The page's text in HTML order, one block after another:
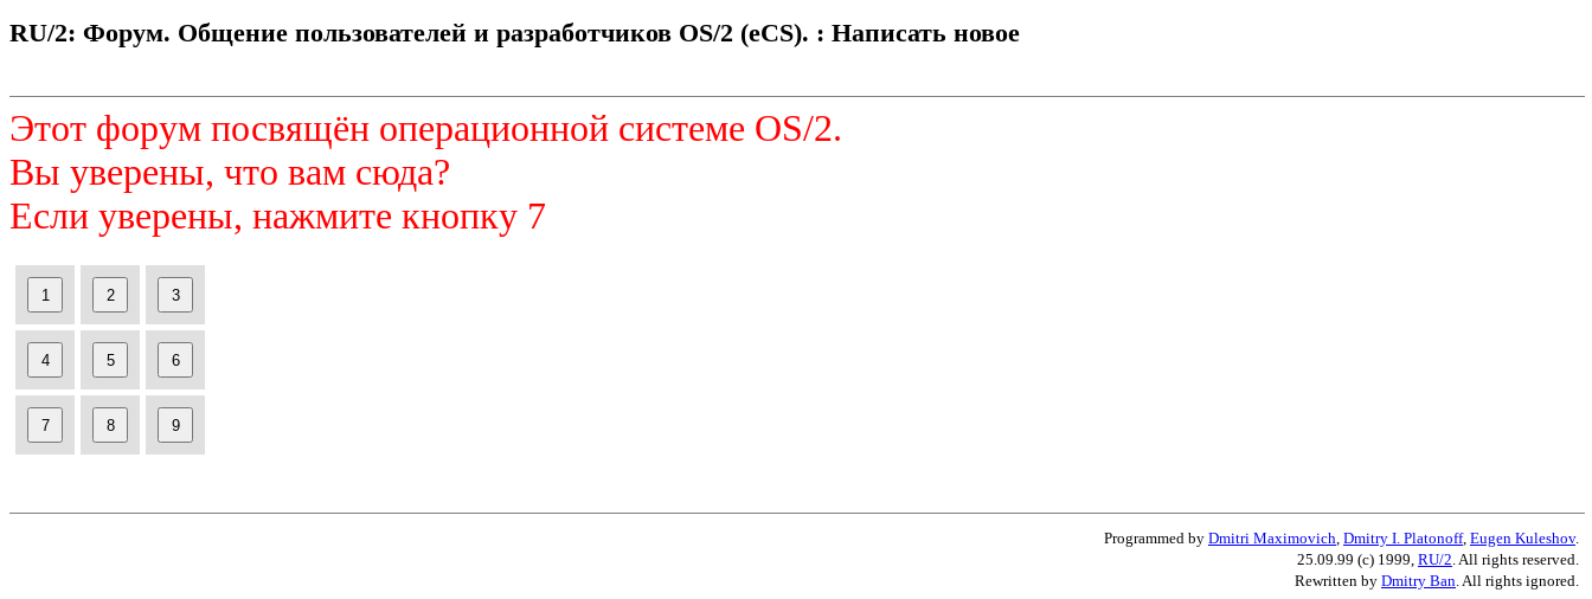
RU/2: Форум. Общение пользователей и разработчиков OS/2 (eCS). : Написать новое
Этот форум посвящён операционной системе OS/2.
Вы уверены, что вам сюда?
Если уверены, нажмите кнопку 7
Programmed by Dmitri Maximovich, Dmitry I. Platonoff, Eugen Kuleshov.
25.09.99 (c) 1999, RU/2. All rights reserved.
Rewritten by Dmitry Ban. All rights ignored.